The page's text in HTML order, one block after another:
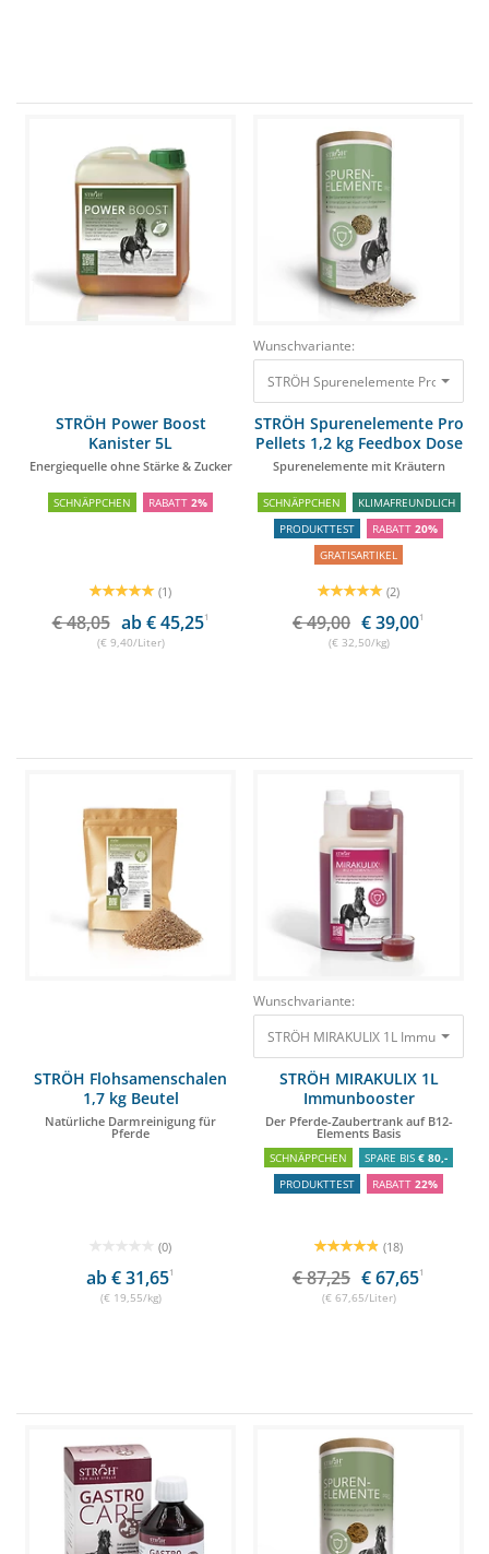
STRÖH Power Boost
Kanister 5L
Energiequelle ohne Stärke & Zucker
SCHNÄPPCHEN RABATT 2%
(1)
€ 48,05 ab € 45,251
(€ 9,40/Liter)
Wunschvariante:
STRÖH Spurenelemente Pro
STRÖH Spurenelemente Pro
Pellets 1,2 kg Feedbox Dose
Spurenelemente mit Kräutern
SCHNÄPPCHEN
KLIMAFREUNDLICH
PRODUKTTEST
RABATT 20%
GRATISARTIKEL
(2)
€ 49,00 € 39,001
(€ 32,50/kg)
STRÖH Flohsamenschalen
1,7 kg Beutel
Natürliche Darmreinigung für
Pferde
(0)
ab € 31,651
(€ 19,55/kg)
Wunschvariante:
STRÖH MIRAKULIX 1L
STRÖH MIRAKULIX 1L
Immunbooster
Der Pferde-Zaubertrank auf B12-
Elements Basis
SCHNÄPPCHEN SPARE BIS € 80,-
PRODUKTTEST
RABATT 22%
(18)
€ 87,25 € 67,651
(€ 67,65/Liter)